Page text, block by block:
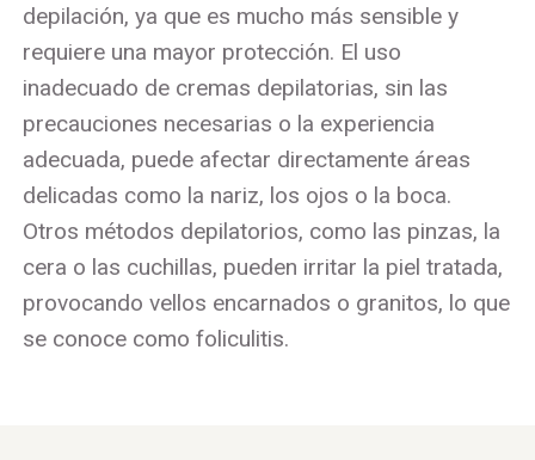
depilación, ya que es mucho más sensible y
requiere una mayor protección. El uso
inadecuado de cremas depilatorias, sin las
precauciones necesarias o la experiencia
adecuada, puede afectar directamente áreas
delicadas como la nariz, los ojos o la boca.
Otros métodos depilatorios, como las pinzas, la
cera o las cuchillas, pueden irritar la piel tratada,
provocando vellos encarnados o granitos, lo que
se conoce como foliculitis.